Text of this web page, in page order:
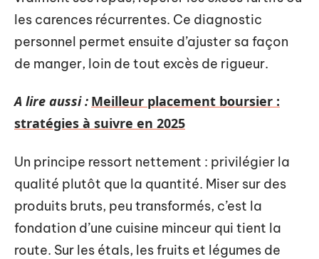
les carences récurrentes. Ce diagnostic
personnel permet ensuite d’ajuster sa façon
de manger, loin de tout excès de rigueur.
A lire aussi : Meilleur placement boursier :
stratégies à suivre en 2025
Un principe ressort nettement : privilégier la
qualité plutôt que la quantité. Miser sur des
produits bruts, peu transformés, c’est la
fondation d’une cuisine minceur qui tient la
route. Sur les étals, les fruits et légumes de